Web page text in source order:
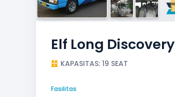
Elf Long Discovery
KAPASITAS: 19 SEAT
Fasilitas